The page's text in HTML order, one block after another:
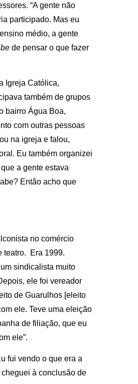
“A gente não
participado. Mas eu
médio, a gente
de pensar o que fazer
Igreja Católica,
também de grupos
bairro Água Boa,
com outras pessoas
na igreja e falou,
Eu também organizei
a gente estava
Então acho que
no comércio
teatro. Era 1999.
sindicalista muito
ele foi vereador
de Guarulhos [eleito
ele. Teve uma eleição
de filiação, que eu
ele”.
fui vendo o que era a
à conclusão de